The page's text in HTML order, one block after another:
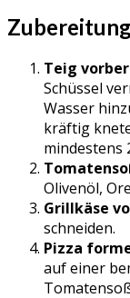
Zubereitung
Teig
Schüssel
Wasser
kräftig
mindestens
Olivenöl,
Grillkäse
schneiden.
Pizza
auf einer